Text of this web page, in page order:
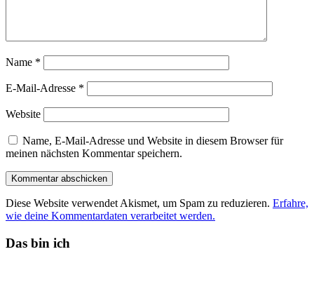
Name *
E-Mail-Adresse *
Website
Name, E-Mail-Adresse und Website in diesem Browser für
meinen nächsten Kommentar speichern.
Diese Website verwendet Akismet, um Spam zu reduzieren. Erfahre,
wie deine Kommentardaten verarbeitet werden.
Das bin ich